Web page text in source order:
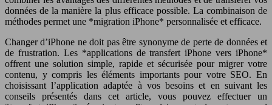
données de la manière la plus efficace possible. La combinaison de
méthodes permet une *migration iPhone* personnalisée et efficace.
Changer d’iPhone ne doit pas être synonyme de perte de données et
de frustration. Les *applications de transfert iPhone vers iPhone*
offrent une solution simple, rapide et sécurisée pour migrer votre
contenu, y compris les éléments importants pour votre SEO. En
choisissant l’application adaptée à vos besoins et en suivant les
conseils présentés dans cet article, vous pouvez effectuer un